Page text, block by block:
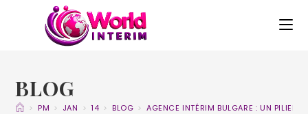
BLOG
> PM > JAN > 14 > BLOG > AGENCE INTÉRIM BULGARE : UN PILIER